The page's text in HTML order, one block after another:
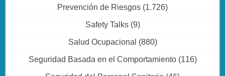
Prevención de Riesgos (1.726)
Safety Talks(9)
Salud Ocupacional (880)
Seguridad Basada en el Comportamiento(116)